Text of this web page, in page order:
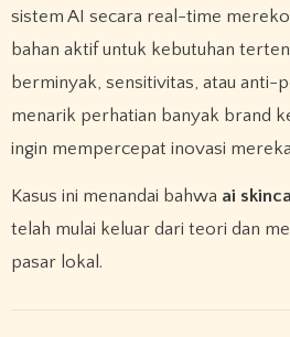
sistem AI secara real-time
bahan aktif untuk kebutuhan
berminyak, sensitivitas, atau anti-
menarik perhatian banyak brand
ingin mempercepat inovasi
Kasus ini menandai bahwa ai
telah mulai keluar dari teori dan
pasar lokal.